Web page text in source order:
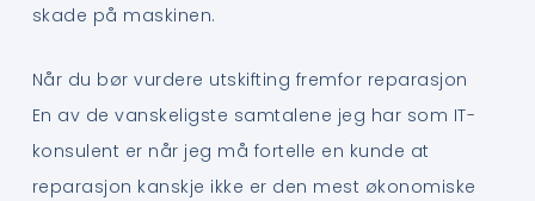
skade på maskinen.
Når du bør vurdere utskifting fremfor reparasjon
En av de vanskeligste samtalene jeg har som IT-
konsulent er når jeg må fortelle en kunde at
reparasjon kanskje ikke er den mest økonomiske